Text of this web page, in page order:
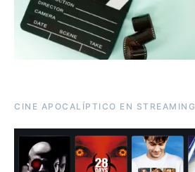
CINE APOCALÍPTICO EN STREAMING